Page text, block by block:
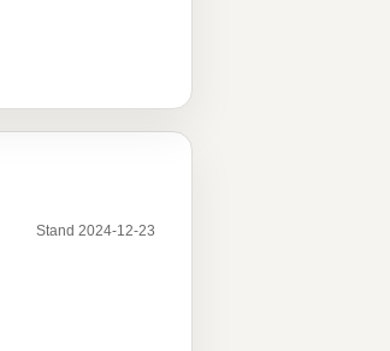
Stand 2024-12-23